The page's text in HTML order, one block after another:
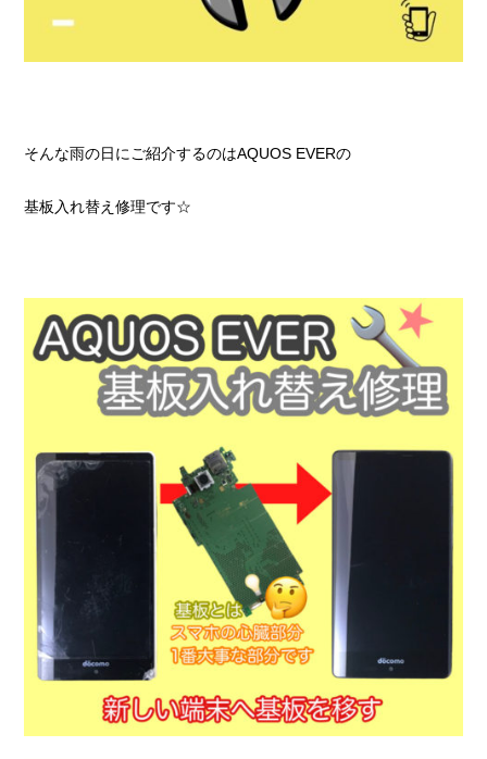
そんな雨の日にご紹介するのはAQUOS EVERの
基板入れ替え修理です☆